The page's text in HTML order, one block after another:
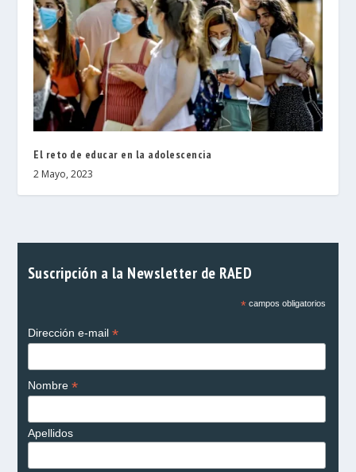
El reto de educar en la adolescencia
2 Mayo, 2023
Suscripción a la Newsletter de RAED
*campos obligatorios
Dirección e-mail *
Nombre *
Apellidos